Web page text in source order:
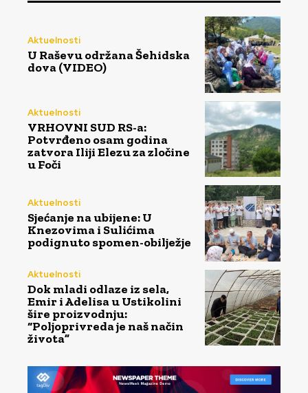
Aktuelnosti
U Raševu održana Šehidska
dova (VIDEO)
Aktuelnosti
VRHOVNI SUD RS-a:
Potvrđeno osam godina
zatvora Iliji Elezu za zločine
u Foči
Aktuelnosti
Sjećanje na ubijene: U
Knezovima i Sulićima
podignuto spomen-obilježje
Aktuelnosti
Dok mladi odlaze iz sela,
Emir i Adelisa u Ustikolini
šire proizvodnju:
“Poljoprivreda je naš način
života”